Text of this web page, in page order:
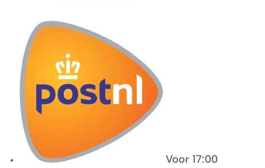
Voor 17:00